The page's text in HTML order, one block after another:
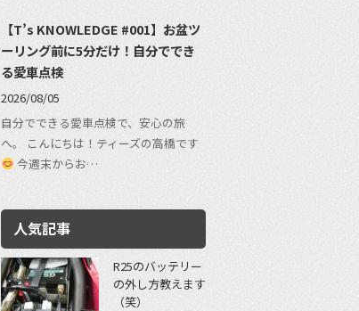
【T’s KNOWLEDGE #001】お盆ツ
ーリング前に5分だけ！自分ででき
る愛車点検
2026/08/05
自分でできる愛車点検で、安心の旅
へ。 こんにちは！ティーズの高橋です
今週末からお…
人気記事
R25のバッテリー
の外し方教えます
（笑）